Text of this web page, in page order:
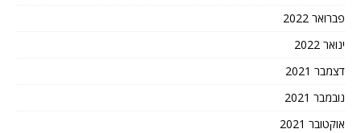
פברואר 2022
ינואר 2022
דצמבר 2021
נובמבר 2021
אוקטובר 2021